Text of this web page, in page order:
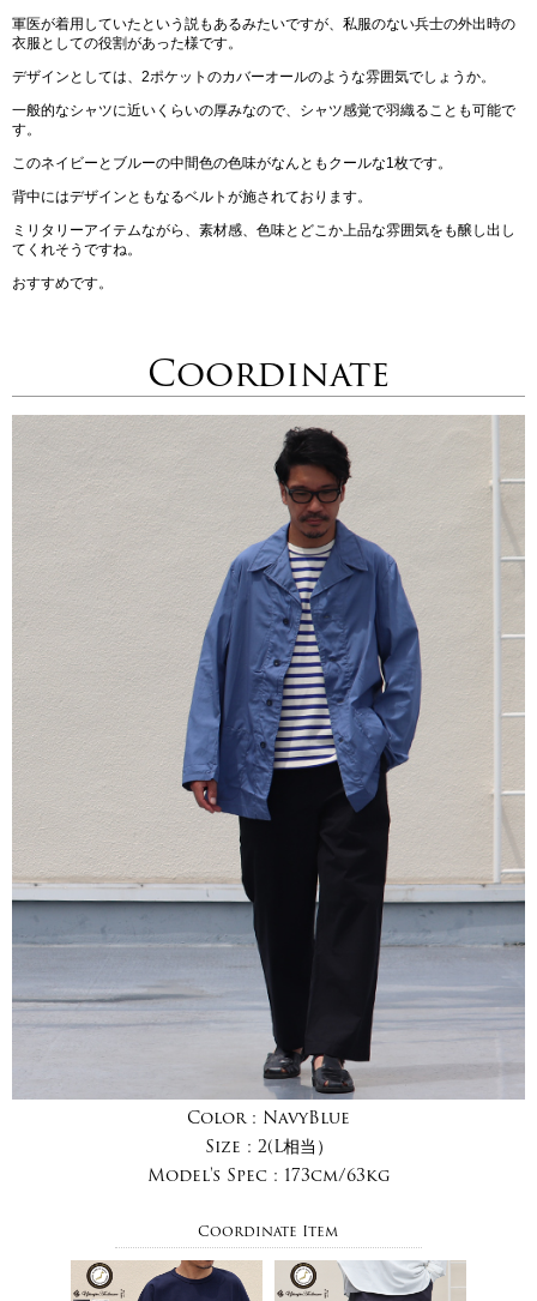
軍医が着用していたという説もあるみたいですが、私服のない兵士の外出時の
衣服としての役割があった様です。
デザインとしては、2ポケットのカバーオールのような雰囲気でしょうか。
一般的なシャツに近いくらいの厚みなので、シャツ感覚で羽織ることも可能で
す。
このネイビーとブルーの中間色の色味がなんともクールな1枚です。
背中にはデザインともなるベルトが施されております。
ミリタリーアイテムながら、素材感、色味とどこか上品な雰囲気をも醸し出し
てくれそうですね。
おすすめです。
Coordinate
Color : NavyBlue
Size : 2(L相当）
Model's Spec : 173cm/63kg
Coordinate Item